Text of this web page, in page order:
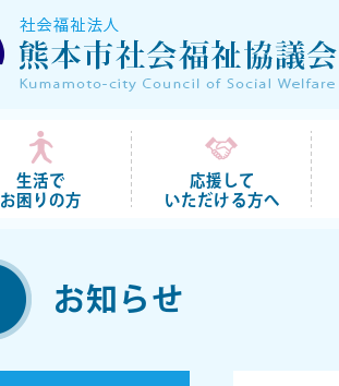
生活で
お困りの方
応援して
いただける方へ
お知らせ